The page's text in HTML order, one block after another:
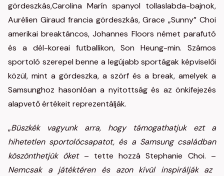
gördeszkás,Carolina Marín spanyol tollaslabda-bajnok,
Aurélien Giraud francia gördeszkás, Grace „Sunny” Choi
amerikai breaktáncos, Johannes Floors német parafutó
és a dél-koreai futballikon, Son Heung-min. Számos
sportoló szerepel benne a legújabb sportágak képviselői
közül, mint a gördeszka, a szörf és a break, amelyek a
Samsunghoz hasonlóan a nyitottság és az önkifejezés
alapvető értékeit reprezentálják.
„Büszkék vagyunk arra, hogy támogathatjuk ezt a
hihetetlen sportolócsapatot, és a Samsung családban
köszönthetjük őket – tette hozzá Stephanie Choi. –
Nemcsak a játéktéren és azon kívül inspirálják az